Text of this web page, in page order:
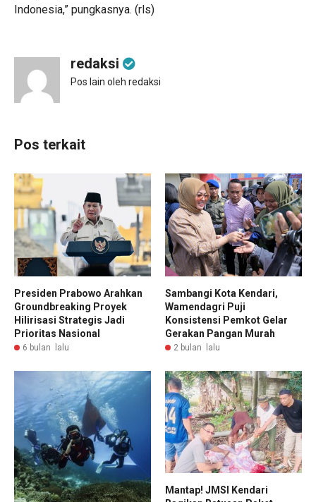
Indonesia,” pungkasnya. (rls)
redaksi
Pos lain oleh redaksi
Pos terkait
Presiden Prabowo Arahkan
Groundbreaking Proyek
Hilirisasi Strategis Jadi
Prioritas Nasional
6 bulan lalu
Sambangi Kota Kendari,
Wamendagri Puji
Konsistensi Pemkot Gelar
Gerakan Pangan Murah
2 bulan lalu
Mantap! JMSI Kendari